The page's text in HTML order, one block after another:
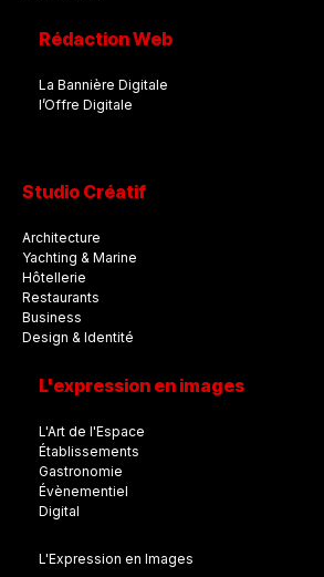
Rédaction Web
La Bannière Digitale
l’Offre Digitale
Studio Créatif
Architecture
Yachting & Marine
Hôtellerie
Restaurants
Business
Design & Identité
L'expression en images
L'Art de l'Espace
Établissements
Gastronomie
Évènementiel
Digital
L'Expression en Images